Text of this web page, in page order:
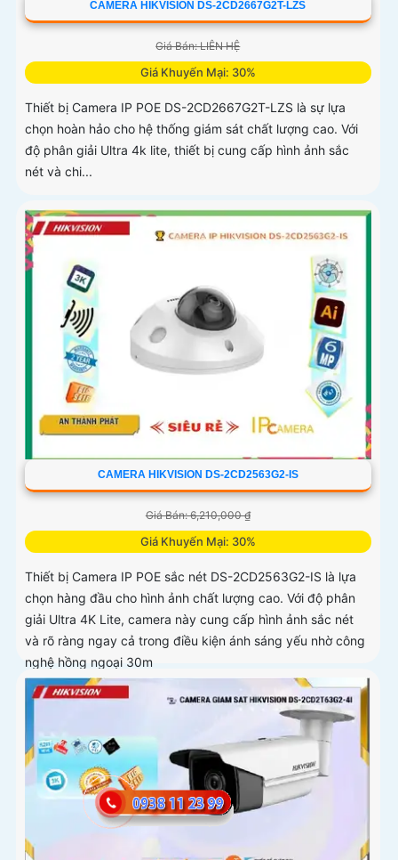
CAMERA HIKVISION DS-2CD2667G2T-LZS
Giá Bán: LIÊN HỆ
Giá Khuyến Mại: 30%
Thiết bị Camera IP POE DS-2CD2667G2T-LZS là sự lựa
chọn hoàn hảo cho hệ thống giám sát chất lượng cao. Với
độ phân giải Ultra 4k lite, thiết bị cung cấp hình ảnh sắc
nét và chi...
CAMERA HIKVISION DS-2CD2563G2-IS
Giá Bán: 6,210,000 ₫
Giá Khuyến Mại: 30%
Thiết bị Camera IP POE sắc nét DS-2CD2563G2-IS là lựa
chọn hàng đầu cho hình ảnh chất lượng cao. Với độ phân
giải Ultra 4K Lite, camera này cung cấp hình ảnh sắc nét
và rõ ràng ngay cả trong điều kiện ánh sáng yếu nhờ công
nghệ hồng ngoại 30m